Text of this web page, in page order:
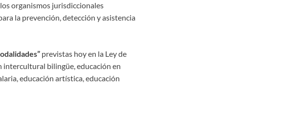
organismos jurisdiccionales
la prevención, detección y asistencia
previstas hoy en la Ley de
intercultural bilingüe, educación en
educación artística, educación